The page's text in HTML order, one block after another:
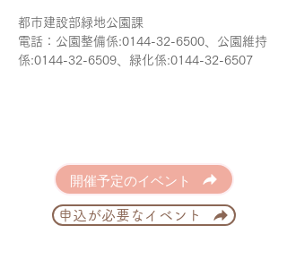
都市建設部緑地公園課
電話：公園整備係:0144-32-6500、公園維持
係:0144-32-6509、緑化係:0144-32-6507
開催予定のイベント
申込が必要なイベント